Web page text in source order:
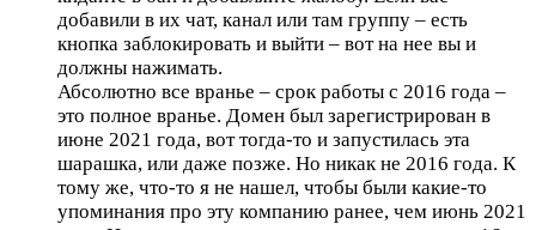
добавили в их чат, канал или там группу – есть
кнопка заблокировать и выйти – вот на нее вы и
должны нажимать.
Абсолютно все вранье – срок работы с 2016 года –
это полное вранье. Домен был зарегистрирован в
июне 2021 года, вот тогда-то и запустилась эта
шарашка, или даже позже. Но никак не 2016 года. К
тому же, что-то я не нашел, чтобы были какие-то
упоминания про эту компанию ранее, чем июнь 2021